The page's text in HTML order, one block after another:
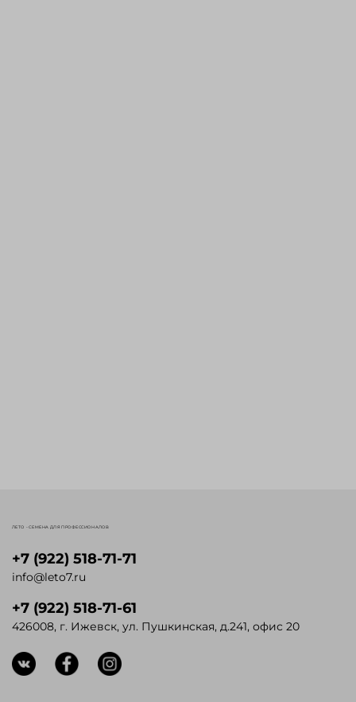
+7 (922) 518-71-71
info@leto7.ru
+7 (922) 518-71-61
426008, г. Ижевск, ул. Пушкинская, д.241, офис 20
ЛЕТО - СЕМЕНА ДЛЯ ПРОФЕССИОНАЛОВ